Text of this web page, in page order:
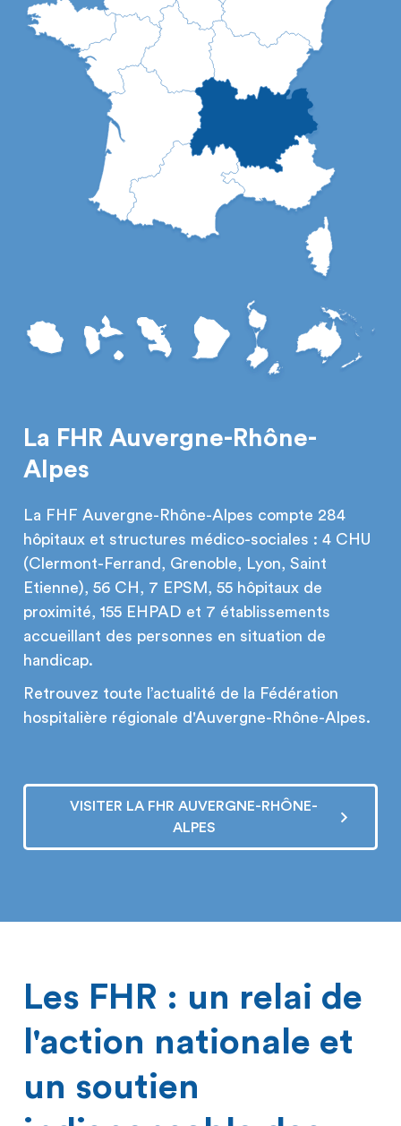
La FHR Auvergne-Rhône-
Alpes
La FHF Auvergne-Rhône-Alpes compte 284
hôpitaux et structures médico-sociales : 4 CHU
(Clermont-Ferrand, Grenoble, Lyon, Saint
Etienne), 56 CH, 7 EPSM, 55 hôpitaux de
proximité, 155 EHPAD et 7 établissements
accueillant des personnes en situation de
handicap.
Retrouvez toute l’actualité de la Fédération
hospitalière régionale d'Auvergne-Rhône-Alpes.
VISITER LA FHR AUVERGNE-RHÔNE-
ALPES
Les FHR : un relai de
l'action nationale et
un soutien